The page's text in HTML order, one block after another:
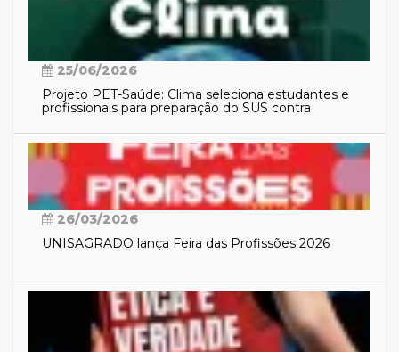
25/06/2026
Projeto PET-Saúde: Clima seleciona estudantes e
profissionais para preparação do SUS contra
26/03/2026
UNISAGRADO lança Feira das Profissões 2026